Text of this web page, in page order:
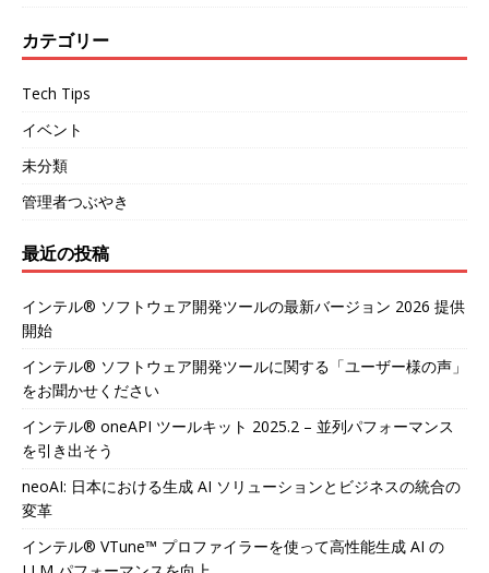
カテゴリー
Tech Tips
イベント
未分類
管理者つぶやき
最近の投稿
インテル® ソフトウェア開発ツールの最新バージョン 2026 提供
開始
インテル® ソフトウェア開発ツールに関する「ユーザー様の声」
をお聞かせください
インテル® oneAPI ツールキット 2025.2 – 並列パフォーマンス
を引き出そう
neoAI: 日本における生成 AI ソリューションとビジネスの統合の
変革
インテル® VTune™ プロファイラーを使って高性能生成 AI の